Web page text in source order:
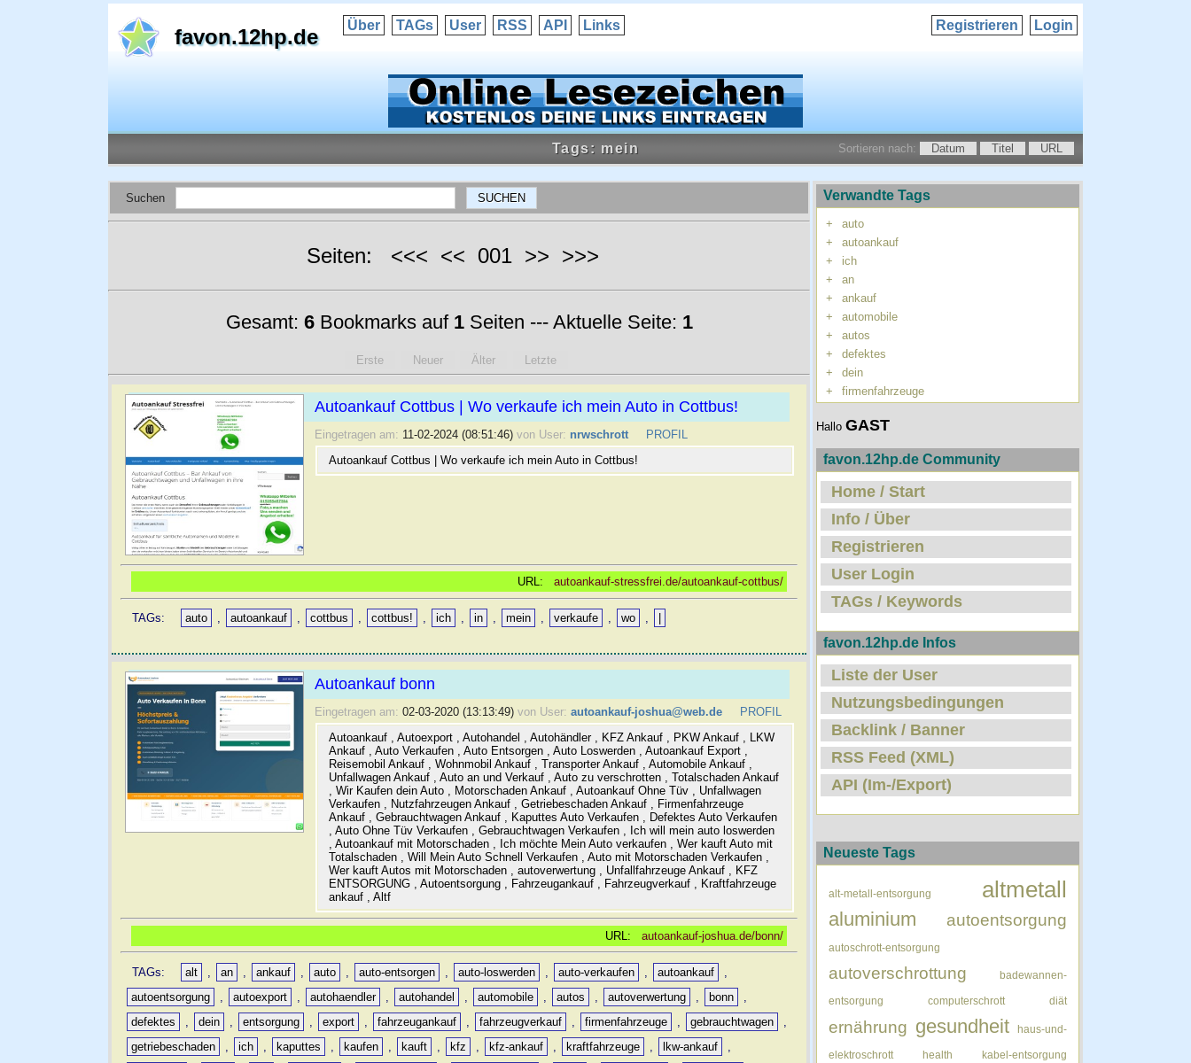
favon.12hp.de Über TAGs User RSS API Links Login
Registrieren
Tags: mein Sortieren nach: Datum Titel URL
Suchen
Seiten: <<< << 001 >> >>>
Gesamt: 6Bookmarks auf 1Seiten --- Aktuelle Seite: 1
Erste Neuer Älter Letzte
Autoankauf Cottbus | Wo verkaufe ich mein Auto in Cottbus!
Eingetragen am: 11-02-2024 (08:51:46) von User: nrwschrott
PROFIL
Autoankauf Cottbus | Wo verkaufe ich mein Auto in Cottbus!
URL: autoankauf-stressfrei.de/autoankauf-cottbus/
TAGs: auto , autoankauf , cottbus , cottbus! , ich , in , mein , verkaufe , wo ,
Autoankauf bonn
Eingetragen am: 02-03-2020 (13:13:49) von User: autoankauf-joshua@web.de
PROFIL
Autoankauf , Autoexport , Autohandel , Autohändler , KFZ Ankauf , PKW Ankauf , LKW
Ankauf , Auto Verkaufen , Auto Entsorgen , Auto Loswerden , Autoankauf Export ,
Reisemobil Ankauf , Wohnmobil Ankauf , Transporter Ankauf , Automobile Ankauf ,
Unfallwagen Ankauf , Auto an und Verkauf , Auto zu verschrotten , Totalschaden Ankauf
, Wir Kaufen dein Auto , Motorschaden Ankauf , Autoankauf Ohne Tüv , Unfallwagen
Verkaufen , Nutzfahrzeugen Ankauf , Getriebeschaden Ankauf , Firmenfahrzeuge
Ankauf , Gebrauchtwagen Ankauf , Kaputtes Auto Verkaufen , Defektes Auto Verkaufen
, Auto Ohne Tüv Verkaufen , Gebrauchtwagen Verkaufen , Ich will mein auto loswerden
, Autoankauf mit Motorschaden , Ich möchte Mein Auto verkaufen , Wer kauft Auto mit
Totalschaden , Will Mein Auto Schnell Verkaufen , Auto mit Motorschaden Verkaufen ,
Wer kauft Autos mit Motorschaden , autoverwertung , Unfallfahrzeuge Ankauf , KFZ
ENTSORGUNG , Autoentsorgung , Fahrzeugankauf , Fahrzeugverkauf , Kraftfahrzeuge
ankauf , Altf
URL: autoankauf-joshua.de/bonn/
TAGs: alt an ankauf auto auto-entsorgen auto-loswerden auto-verkaufen autoankauf
autoentsorgung
autoexport autohaendler autohandel automobile autos autoverwertung bonn
defektes
dein entsorgung export fahrzeugankauf fahrzeugverkauf firmenfahrzeuge gebrauchtwagen
getriebeschaden
ich kaputtes kaufen kauft kfz kfz-ankauf kraftfahrzeuge lkw-ankauf
Verwandte Tags
+
auto
+
autoankauf
+
ich
+
an
+
ankauf
+
automobile
+
autos
+
defektes
+
dein
+
firmenfahrzeuge
Hallo GAST
favon.12hp.de Community
Home / Start
Info / Über
Registrieren
User Login
TAGs / Keywords
favon.12hp.de Infos
Liste der User
Nutzungsbedingungen
Backlink / Banner
RSS Feed (XML)
API (Im-/Export)
Neueste Tags
alt-metall-entsorgung altmetall
aluminium autoentsorgung
autoschrott-entsorgung
autoverschrottung badewannen-
entsorgung computerschrott diät
ernährung gesundheit haus-und-
elektroschrott health kabel-entsorgung